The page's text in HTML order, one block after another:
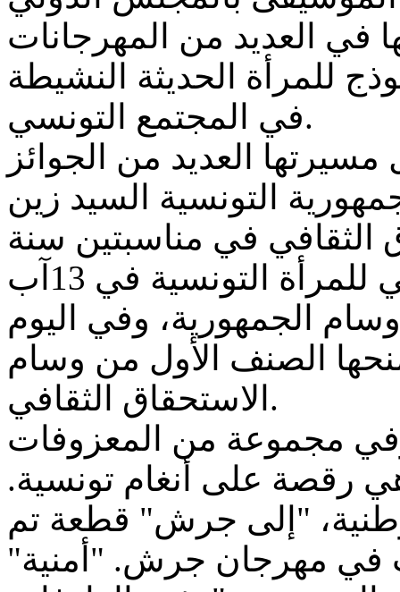
في العديد من المهرجانات
للمرأة الحديثة النشيطة
في المجتمع التونسي.
العديد من الجوائز
التونسية السيد زين
الثقافي في مناسبتين سنة
1993 و2001، ثم في العيد الوطني للمرأة التونسية في 13آب
لها وسام الجمهورية، وفي اليوم
الثقافة لسنة 2008 منحها الصنف الأول من وسام
الاستحقاق الثقافي.
مجموعة من المعزوفات
رقصة على أنغام تونسية.
"إلى جرش" قطعة تم
في مهرجان جرش. "أمنية"